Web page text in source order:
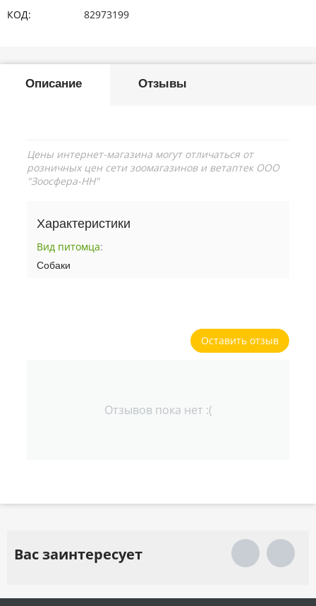
КОД: 82973199
Описание Отзывы
Цены интернет-магазина могут отличаться от
розничных цен сети зоомагазинов и ветаптек ООО
"Зоосфера-НН"
Характеристики
Вид питомца:
Собаки
Оставить отзыв
Отзывов пока нет :(
Вас заинтересует